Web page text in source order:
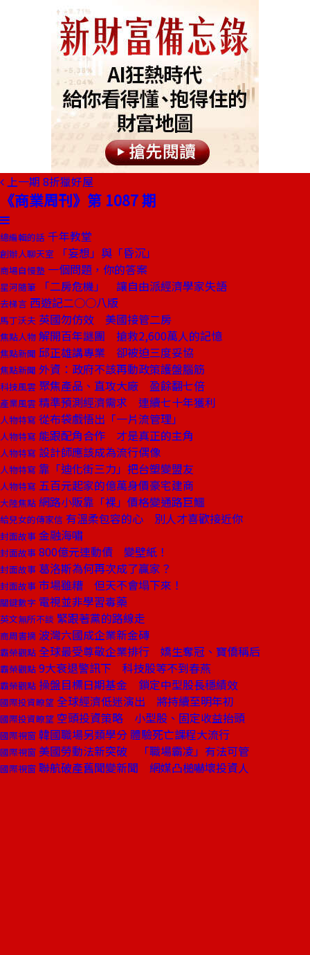
上一期 8折獵好屋
《商業周刊》第 1087 期
總編輯的話 千年教堂
創辦人聊天室 「妄想」與「昏沉」
商場自慢塾 一個問題，你的答案
星河隨筆 「二房危機」 讓自由派經濟學家失語
去梯言 西遊記二○○八版
馬丁沃夫 英國勿仿效 美國接管二房
焦點人物 解開百年謎團 搶救2,600萬人的記憶
焦點新聞 邱正雄講專業 卻被迫三度妥協
焦點新聞 外資：政府不該再動政策護盤腦筋
科技風雲 聚焦產品、直攻大廠 盈餘翻七倍
產業風雲 精準預測經濟需求 連續七十年獲利
人物特寫 從布袋戲悟出「一片流管理」
人物特寫 能跟配角合作 才是真正的主角
人物特寫 設計師應該成為流行偶像
人物特寫 靠「迪化街三力」把台塑變盟友
人物特寫 五百元起家的億萬身價豪宅建商
大陸焦點 網路小販靠「裸」價格變通路巨鱷
給兒女的傳家信 有溫柔包容的心 別人才喜歡接近你
封面故事 金融海嘯
封面故事 800億元連動債 變壁紙！
封面故事 葛洛斯為何再次成了贏家？
封面故事 市場雖糟 但天不會塌下來！
關鍵數字 電視並非學習毒藥
英文無所不談 緊跟著黨的路線走
商周書摘 波灣六國成企業新金磚
霸榮觀點 全球最受尊敬企業排行 嬌生奪冠、寶僑稱后
霸榮觀點 9大衰退警訊下 科技股等不到春燕
霸榮觀點 操盤目標日期基金 鎖定中型股長穩績效
國際投資瞭望 全球經濟低迷演出 將持續至明年初
國際投資瞭望 空頭投資策略 小型股、固定收益抬頭
國際視窗 韓國職場另類學分 體驗死亡課程大流行
國際視窗 美國勞動法新突破 「職場霸凌」有法可管
國際視窗 聯航破產舊聞變新聞 網媒凸槌嚇壞投資人